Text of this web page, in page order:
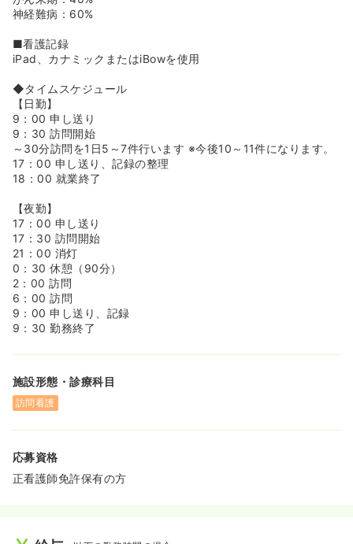
うお声から手入れがスタートしました。
いった事例がございます。
◆Be supportersというサントリーウェルネス株式会社とJ
浦和美園の施設では浦和レッズの試合の観戦会を開くなど
利用者同士の横のつながりを作ることにもつながっていま
す。
<<大手ならではの充実の教育体制がございます★>>
◆入社後全体研修にてホスピスとはや在宅ならではの医療
機器の使い方を学びますので在宅未経験の方も安心して挑
◆現場配属後はOJTがつきサポートをします。入社後なに
を学んでいくかをチェックリスト形式で見える化されてい
ます。何からできるようになっていけばいいかが明確で
す。
<<キャリアアップを目指していくことも可能です！>>
◆等級制を導入しており現場職～主任～施設長～エリアマ
ネージャーなどキャリアアップをしていくことが可能で
す。
りCUCグループの各社・各事業部に異動できるグループ内
ジェクトの募集に対して、上長の許可を問わず、面談を経
て希望の会社・事業部への異動を叶えることができます。
神経難病：60%
■看護記録
iPad、カナミックまたはiBowを使用
◆タイムスケジュール
【日勤】
9：00 申し送り
9：30 訪問開始
～30分訪問を1日5～7件行います ※今後10～11件になります。
17：00 申し送り、記録の整理
18：00 就業終了
【夜勤】
17：00 申し送り
17：30 訪問開始
21：00 消灯
0：30 休憩（90分）
2：00 訪問
6：00 訪問
9：00 申し送り、記録
9：30 勤務終了
施設形態・診療科目
訪問看護
応募資格
正看護師免許保有の方